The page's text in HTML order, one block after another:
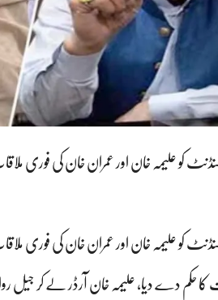
کو علیمہ خان اور عمران خان کی فوری
کو علیمہ خان اور عمران خان کی فوری
حکم دے دیا، علیمہ خان آرڈر لے کر جیل